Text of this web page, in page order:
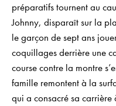
préparatifs tournent au
Johnny, disparaît sur la
le garçon de sept ans
coquillages derrière une
course contre la montre
famille remontent à la
qui a consacré sa carrière